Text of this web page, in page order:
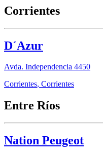
Corrientes
D´Azur
Avda. Independencia 4450
Corrientes, Corrientes
Entre Ríos
Nation Peugeot